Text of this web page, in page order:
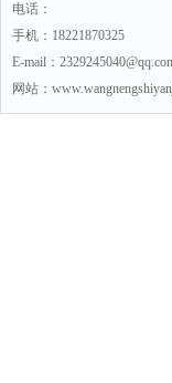
电话：
手机：18221870325
E-mail：
网站：